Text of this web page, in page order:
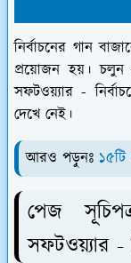
নির্বাচনের গান
প্রয়োজন হয়। চলুন
সফটওয়্যার -
দেখে নেই।
আরও পড়ুনঃ
পেজ
সফটওয়্যার -